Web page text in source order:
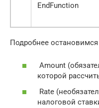
EndFunction
Подробнее
Amount
которой
Rate
налоговой